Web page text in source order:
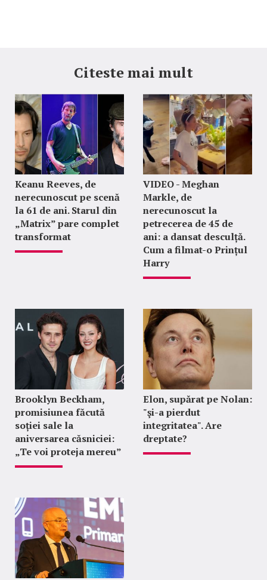
Citeste mai mult
Keanu Reeves, de
nerecunoscut pe scenă
la 61 de ani. Starul din
„Matrix” pare complet
transformat
VIDEO - Meghan
Markle, de
nerecunoscut la
petrecerea de 45 de
ani: a dansat desculță.
Cum a filmat-o Prințul
Harry
Brooklyn Beckham,
promisiunea făcută
soției sale la
aniversarea căsniciei:
„Te voi proteja mereu”
Elon, supărat pe Nolan:
"şi-a pierdut
integritatea". Are
dreptate?